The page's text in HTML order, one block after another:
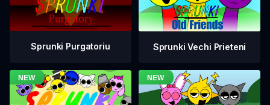
Sprunki Purgatoriu Sprunki Vechi Prieteni